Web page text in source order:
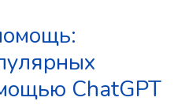
+7 499
350 7710
ChatGPT